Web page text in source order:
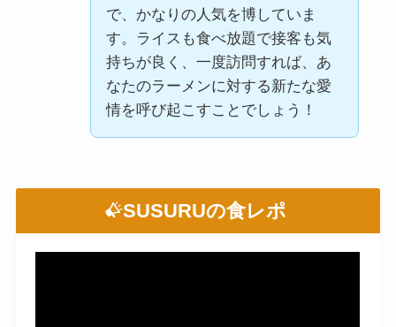
で、かなりの人気を博していま
す。ライスも食べ放題で接客も気
持ちが良く、一度訪問すれば、あ
なたのラーメンに対する新たな愛
情を呼び起こすことでしょう！
SUSURUの食レポ